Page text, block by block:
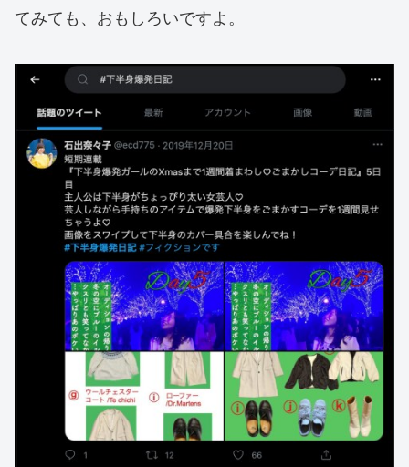
てみても、おもしろいですよ。